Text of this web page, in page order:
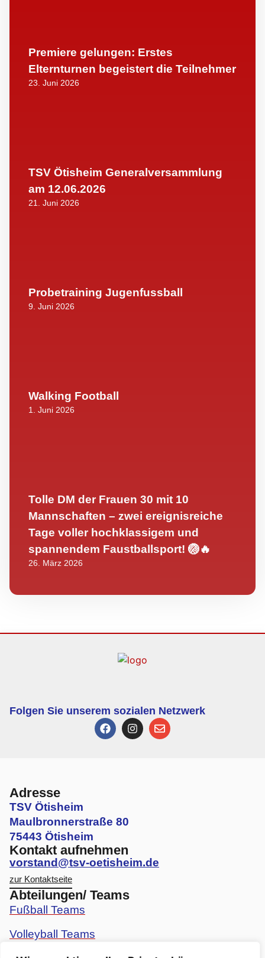
Premiere gelungen: Erstes
Elternturnen begeistert die Teilnehmer
23. Juni 2026
TSV Ötisheim Generalversammlung
am 12.06.2026
21. Juni 2026
Probetraining Jugenfussball
9. Juni 2026
Walking Football
1. Juni 2026
Tolle DM der Frauen 30 mit 10
Mannschaften – zwei ereignisreiche
Tage voller hochklassigem und
spannendem Faustballsport! 🏐🔥
26. März 2026
Folgen Sie unserem sozialen Netzwerk
Adresse
TSV Ötisheim
Maulbronnerstraße 80
75443 Ötisheim
Kontakt aufnehmen
vorstand@tsv-oetisheim.de
zur Kontaktseite
Abteilungen/ Teams
Fußball Teams
Volleyball Teams